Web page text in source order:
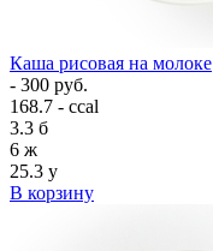
Каша рисовая на молоке
- 300 руб.
168.7 - ccal
3.3 б
6 ж
25.3 у
В корзину